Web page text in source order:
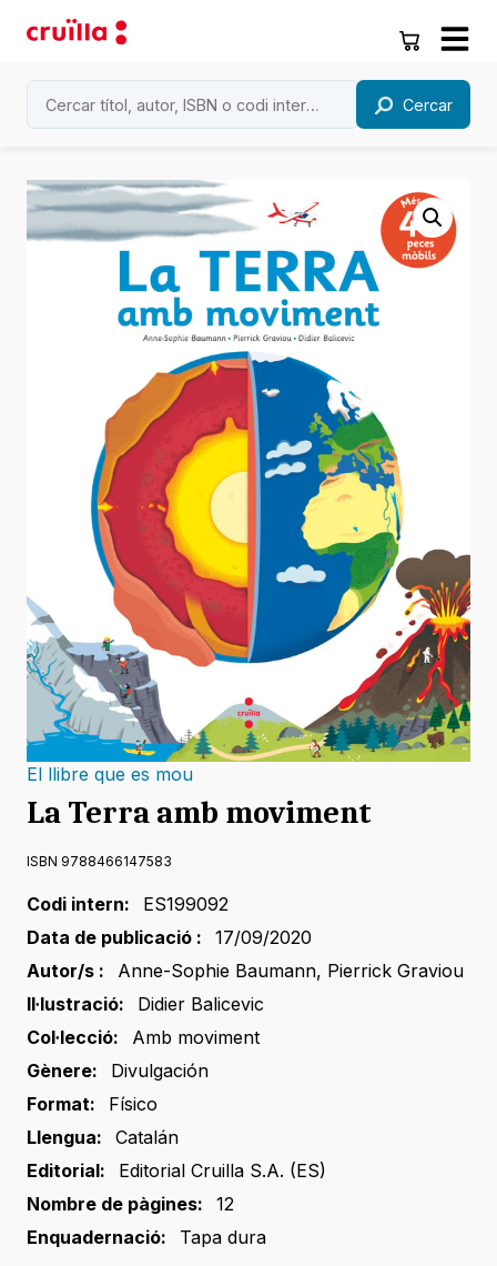
Cercar
El llibre que es mou
La Terra amb moviment
ISBN 9788466147583
Codi intern:
ES199092
Data de publicació :
17/09/2020
Autor/s :
Anne-Sophie Baumann, Pierrick Graviou
Il·lustració:
Didier Balicevic
Col·lecció:
Amb moviment
Gènere:
Divulgación
Format:
Físico
Llengua:
Catalán
Editorial:
Editorial Cruilla S.A. (ES)
Nombre de pàgines:
12
Enquadernació:
Tapa dura